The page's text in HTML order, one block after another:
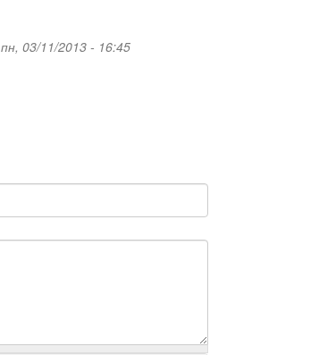
пн, 03/11/2013 - 16:45